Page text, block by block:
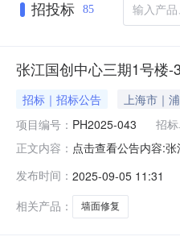
招投标 85
张江国创中心三期1号楼
招标｜招标公告 上海市｜
项目编号： PH2025-043 招标
正文内容： 点击查看公告内容:
招标条件，现招标方
板拆除、破损
发布时间： 2025-09-05 11:31
相关产品：
墙面修复